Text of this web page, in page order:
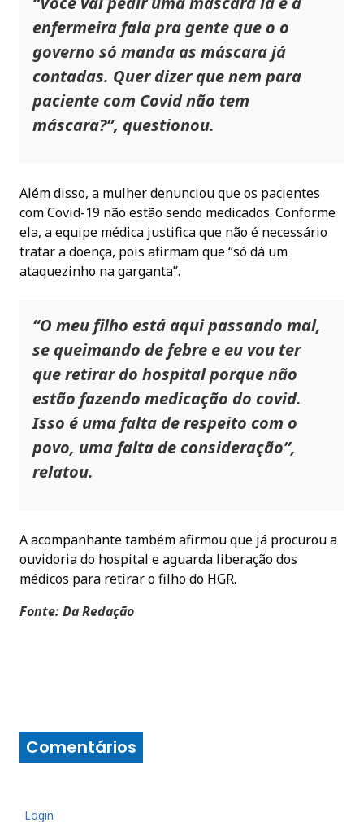
enfermeira fala pra gente que o o
governo só manda as máscara já
contadas. Quer dizer que nem para
paciente com Covid não tem
máscara?”, questionou.
Além disso, a mulher denunciou que os pacientes
com Covid-19 não estão sendo medicados. Conforme
ela, a equipe médica justifica que não é necessário
tratar a doença, pois afirmam que “só dá um
ataquezinho na garganta”.
“O meu filho está aqui passando mal,
se queimando de febre e eu vou ter
que retirar do hospital porque não
estão fazendo medicação do covid.
Isso é uma falta de respeito com o
povo, uma falta de consideração”,
relatou.
A acompanhante também afirmou que já procurou a
ouvidoria do hospital e aguarda liberação dos
médicos para retirar o filho do HGR.
Fonte: Da Redação
Comentários
Login